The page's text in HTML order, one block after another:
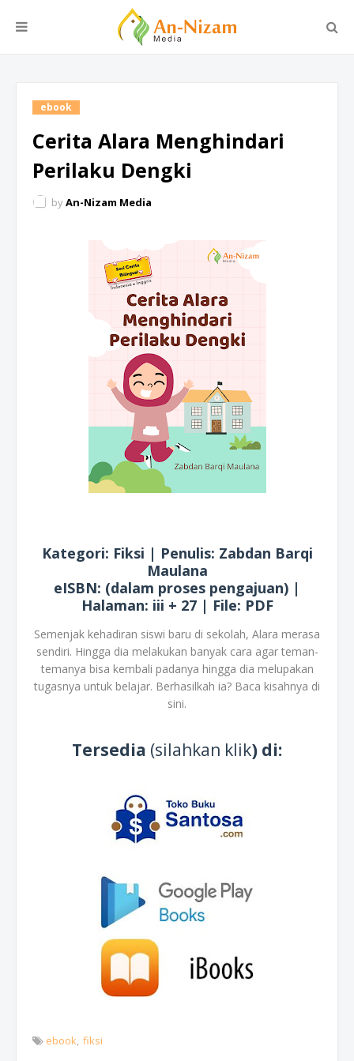
ebook
Cerita Alara Menghindari
Perilaku Dengki
byAn-Nizam Media
Kategori: Fiksi | Penulis: Zabdan Barqi
Maulana
eISBN: (dalam proses pengajuan) |
Halaman: iii + 27 | File: PDF
Semenjak kehadiran siswi baru di sekolah, Alara merasa
sendiri. Hingga dia melakukan banyak cara agar teman-
temanya bisa kembali padanya hingga dia melupakan
tugasnya untuk belajar. Berhasilkah ia? Baca kisahnya di
sini.
Tersedia (silahkan klik) di:
ebook fiksi